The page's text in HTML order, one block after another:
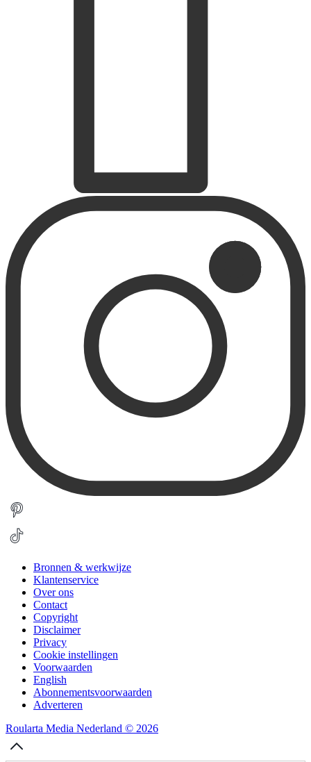
Bronnen & werkwijze
Klantenservice
Over ons
Contact
Copyright
Disclaimer
Privacy
Cookie instellingen
Voorwaarden
English
Abonnementsvoorwaarden
Adverteren
Roularta Media Nederland © 2026